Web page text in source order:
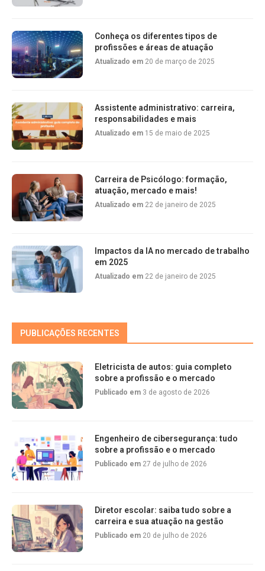
Conheça os diferentes tipos de
profissões e áreas de atuação
Atualizado em 20 de março de 2025
Assistente administrativo: carreira,
responsabilidades e mais
Atualizado em 15 de maio de 2025
Carreira de Psicólogo: formação,
atuação, mercado e mais!
Atualizado em 22 de janeiro de 2025
Impactos da IA no mercado de trabalho
em 2025
Atualizado em 22 de janeiro de 2025
PUBLICAÇÕES RECENTES
Eletricista de autos: guia completo
sobre a profissão e o mercado
Publicado em 3 de agosto de 2026
Engenheiro de cibersegurança: tudo
sobre a profissão e o mercado
Publicado em 27 de julho de 2026
Diretor escolar: saiba tudo sobre a
carreira e sua atuação na gestão
Publicado em 20 de julho de 2026